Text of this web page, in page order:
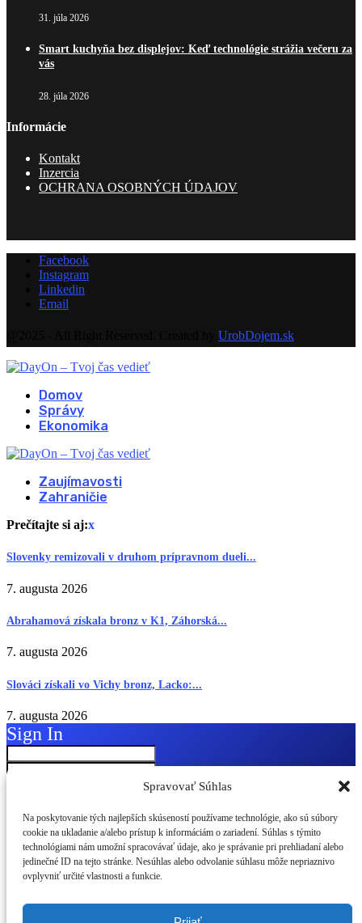
Spravovať Súhlas
Na poskytovanie tých najlepších skúseností používame technológie, ako sú súbory
cookie na ukladanie a/alebo prístup k informáciám o zariadení. Súhlas s týmito
technológiami nám umožní spracovávať údaje, ako je správanie pri prehliadaní alebo
jedinečné ID na tejto stránke. Nesúhlas alebo odvolanie súhlasu môže nepriaznivo
ovplyvniť určité vlastnosti a funkcie.
31. júla 2026
Smart kuchyňa bez displejov: Keď technológie strážia večeru za
vás
28. júla 2026
Informácie
Kontakt
Inzercia
OCHRANA OSOBNÝCH ÚDAJOV
Facebook
Instagram
Linkedin
Email
UrobDojem.sk
Domov
Správy
Ekonomika
Zaujímavosti
Zahraničie
Prečítajte si aj:x
Slovenky remizovali v druhom prípravnom dueli...
7. augusta 2026
Abrahamová získala bronz v K1, Záhorská...
7. augusta 2026
Slováci získali vo Vichy bronz, Lacko:...
7. augusta 2026
Sign In
Forgot your password?
Password Recovery